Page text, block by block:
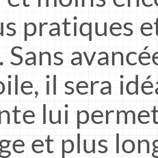
pratiques
Sans
il sera
lui
et plus